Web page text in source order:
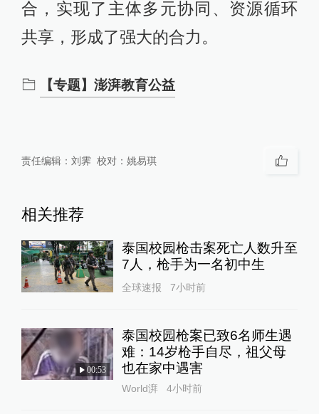
合，实现了主体多元协同、资源循环
共享，形成了强大的合力。
【专题】澎湃教育公益
责任编辑： 刘霁 校对： 姚易琪
相关推荐
泰国校园枪击案死亡人数升至
7人，枪手为一名初中生
全球速报 7小时前
00:53
泰国校园枪案已致6名师生遇
难：14岁枪手自尽，祖父母
也在家中遇害
World湃 4小时前